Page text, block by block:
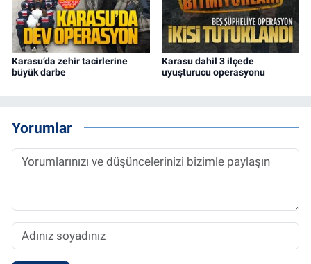
Karasu’da zehir tacirlerine
büyük darbe
Karasu dahil 3 ilçede
uyuşturucu operasyonu
Yorumlar